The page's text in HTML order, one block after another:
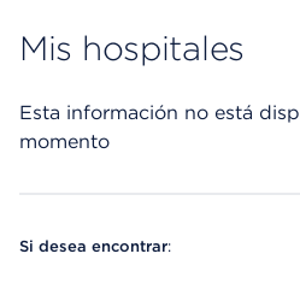
Mis hospitales
Esta información no está
momento
Si desea encontrar: